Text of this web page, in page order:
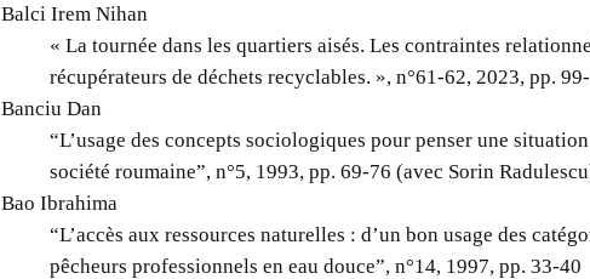
Balci Irem Nihan
« La tournée dans les quartiers aisés. Les contraintes
récupérateurs de déchets recyclables. », n°61-62, 2023, pp.
Banciu Dan
“L’usage des concepts sociologiques pour penser une
société roumaine”, n°5, 1993, pp. 69-76 (avec Sorin
Bao Ibrahima
“L’accès aux ressources naturelles : d’un bon usage des
pêcheurs professionnels en eau douce”, n°14, 1997, pp. 33-40